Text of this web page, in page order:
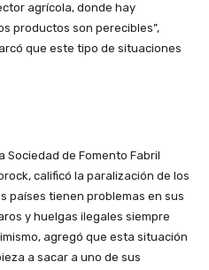
agrícola, donde hay
productos son perecibles”,
que este tipo de situaciones
Sociedad de Fomento Fabril
calificó la paralización de los
países tienen problemas en sus
y huelgas ilegales siempre
agregó que esta situación
a sacar a uno de sus